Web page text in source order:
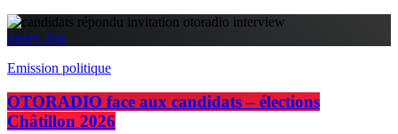
insert_link
Emission politique
OTORADIO face aux candidats – élections
Châtillon 2026